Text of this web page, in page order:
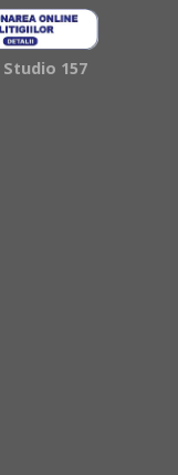
Studio 157